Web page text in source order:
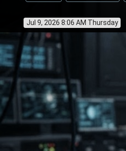
Jul 9, 2026 8:06 AM Thursday